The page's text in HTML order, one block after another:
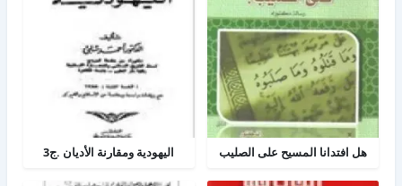
هل افتدانا المسيح على الصليب اليهودية ومقارنة الأديان .ج3